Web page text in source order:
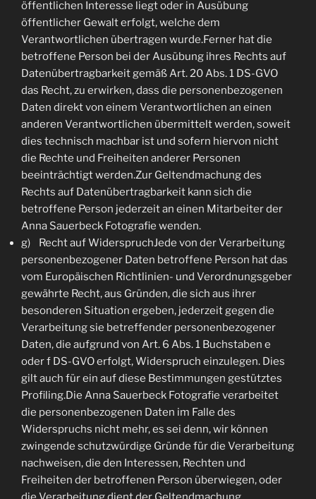
öffentlichen Interesse liegt oder in Ausübung
öffentlicher Gewalt erfolgt, welche dem
Verantwortlichen übertragen wurde.Ferner hat die
betroffene Person bei der Ausübung ihres Rechts auf
Datenübertragbarkeit gemäß Art. 20 Abs. 1 DS-GVO
das Recht, zu erwirken, dass die personenbezogenen
Daten direkt von einem Verantwortlichen an einen
anderen Verantwortlichen übermittelt werden, soweit
dies technisch machbar ist und sofern hiervon nicht
die Rechte und Freiheiten anderer Personen
beeinträchtigt werden.Zur Geltendmachung des
Rechts auf Datenübertragbarkeit kann sich die
betroffene Person jederzeit an einen Mitarbeiter der
Anna Sauerbeck Fotografie wenden.
g) Recht auf WiderspruchJede von der Verarbeitung
personenbezogener Daten betroffene Person hat das
vom Europäischen Richtlinien- und Verordnungsgeber
gewährte Recht, aus Gründen, die sich aus ihrer
besonderen Situation ergeben, jederzeit gegen die
Verarbeitung sie betreffender personenbezogener
Daten, die aufgrund von Art. 6 Abs. 1 Buchstaben e
oder f DS-GVO erfolgt, Widerspruch einzulegen. Dies
gilt auch für ein auf diese Bestimmungen gestütztes
Profiling.Die Anna Sauerbeck Fotografie verarbeitet
die personenbezogenen Daten im Falle des
Widerspruchs nicht mehr, es sei denn, wir können
zwingende schutzwürdige Gründe für die Verarbeitung
nachweisen, die den Interessen, Rechten und
Freiheiten der betroffenen Person überwiegen, oder